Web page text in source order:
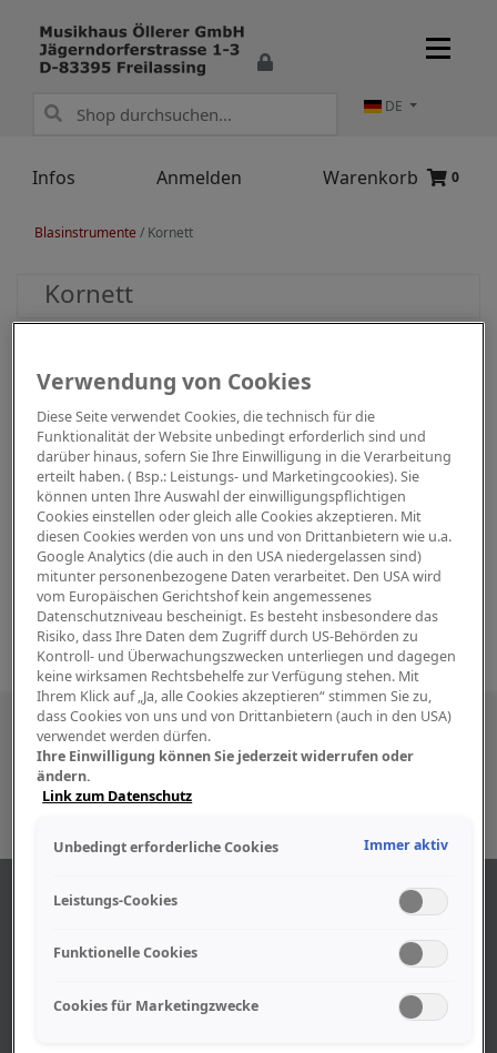
Infos Anmelden Warenkorb 0
DE
Blasinstrumente / Kornett
Kornett
Besuchen Sie uns auch in den sozialen
Medien
Geschäftszeiten
Verwendung von Cookies
Diese Seite verwendet Cookies, die technisch für die
Funktionalität der Website unbedingt erforderlich sind und
darüber hinaus, sofern Sie Ihre Einwilligung in die Verarbeitung
erteilt haben. ( Bsp.: Leistungs- und Marketingcookies). Sie
können unten Ihre Auswahl der einwilligungspflichtigen
Cookies einstellen oder gleich alle Cookies akzeptieren. Mit
diesen Cookies werden von uns und von Drittanbietern wie u.a.
Google Analytics (die auch in den USA niedergelassen sind)
mitunter personenbezogene Daten verarbeitet. Den USA wird
vom Europäischen Gerichtshof kein angemessenes
Datenschutzniveau bescheinigt. Es besteht insbesondere das
Risiko, dass Ihre Daten dem Zugriff durch US-Behörden zu
Kontroll- und Überwachungszwecken unterliegen und dagegen
keine wirksamen Rechtsbehelfe zur Verfügung stehen. Mit
Ihrem Klick auf „Ja, alle Cookies akzeptieren“ stimmen Sie zu,
dass Cookies von uns und von Drittanbietern (auch in den USA)
verwendet werden dürfen.
Ihre Einwilligung können Sie jederzeit widerrufen oder
ändern.
Link zum Datenschutz
Unbedingt erforderliche Cookies Immer aktiv
Leistungs-Cookies
Funktionelle Cookies
Cookies für Marketingzwecke